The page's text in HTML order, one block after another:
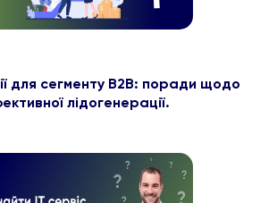
для сегменту B2B: поради щодо
лідогенерації.